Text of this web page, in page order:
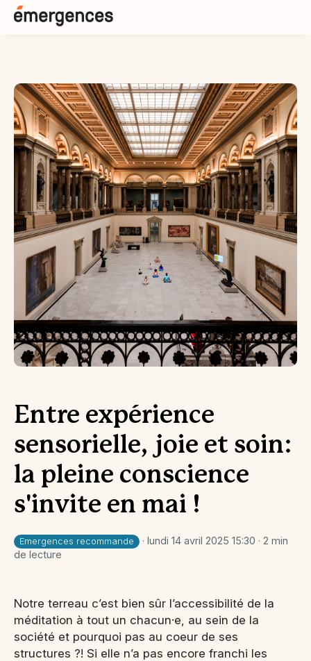
Entre expérience
sensorielle, joie et soin:
la pleine conscience
s'invite en mai !
Emergences recommande
· lundi 14 avril 2025 15:30 · 2 min
de lecture
Notre terreau c’est bien sûr l’accessibilité de la
méditation à tout un chacun·e, au sein de la
société et pourquoi pas au coeur de ses
structures ?! Si elle n’a pas encore franchi les